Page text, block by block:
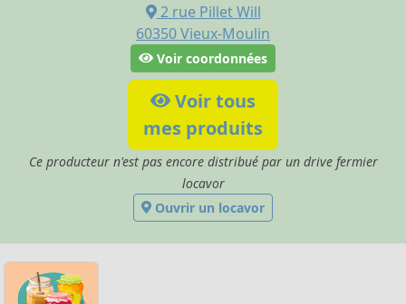
2 rue Pillet Will
60350Vieux-Moulin
Voir coordonnées
Voir tous
mes produits
Ce producteur n'est pas encore distribué par un drive fermier
locavor
Ouvrir un locavor